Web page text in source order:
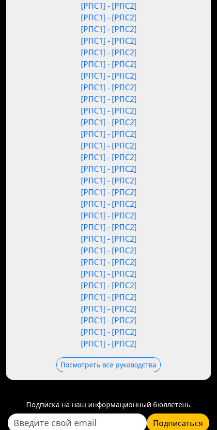
[РПС1] - [РПС2]
[РПС1] - [РПС2]
[РПС1] - [РПС2]
[РПС1] - [РПС2]
[РПС1] - [РПС2]
[РПС1] - [РПС2]
[РПС1] - [РПС2]
[РПС1] - [РПС2]
[РПС1] - [РПС2]
[РПС1] - [РПС2]
[РПС1] - [РПС2]
[РПС1] - [РПС2]
[РПС1] - [РПС2]
[РПС1] - [РПС2]
[РПС1] - [РПС2]
[РПС1] - [РПС2]
[РПС1] - [РПС2]
[РПС1] - [РПС2]
[РПС1] - [РПС2]
[РПС1] - [РПС2]
[РПС1] - [РПС2]
[РПС1] - [РПС2]
[РПС1] - [РПС2]
[РПС1] - [РПС2]
[РПС1] - [РПС2]
[РПС1] - [РПС2]
[РПС1] - [РПС2]
[РПС1] - [РПС2]
[РПС1] - [РПС2]
[РПС1] - [РПС2]
Посмотреть все руководства
Подписка на наш информационный бюллетень
Подписаться